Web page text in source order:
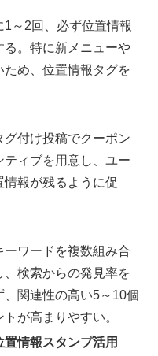
～2回、必ず位置情報
る。特に新メニューや
め、位置情報タグを
付け投稿でクーポン
ィブを用意し、ユー
報が残るように促
ワードを複数組み合
検索からの発見率を
関連性の高い5～10個
が高まりやすい。
情報スタンプ活用